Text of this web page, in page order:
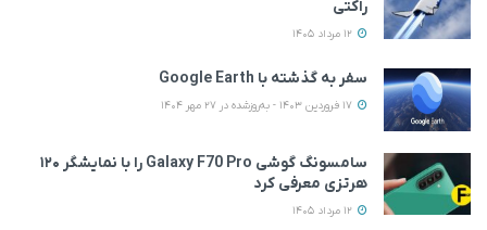
راکتی
سفر به گذشته با Google Earth
سامسونگ گوشی Galaxy F70 Pro را با نمایشگر ۱۲۰
هرتزی معرفی کرد